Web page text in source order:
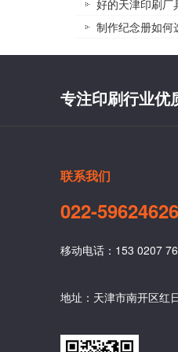
好的天津印刷厂
制作纪念册如何
专注印刷行业优
联系我们
022-59624626
移动电话：153 0207
地址：天津市南开区红